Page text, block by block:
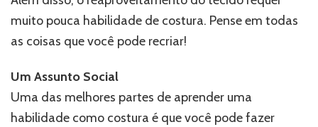
muito pouca habilidade de costura. Pense em todas
as coisas que você pode recriar!
Um Assunto Social
Uma das melhores partes de aprender uma
habilidade como costura é que você pode fazer